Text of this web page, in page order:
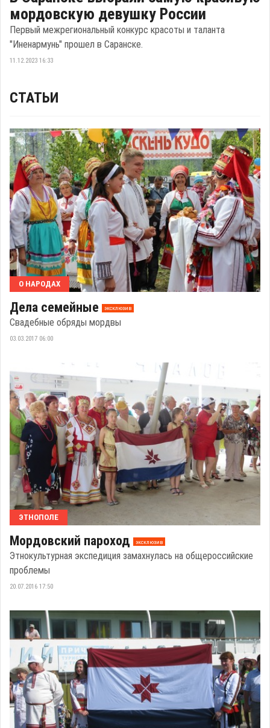
мордовскую девушку России
Первый межрегиональный конкурс красоты и таланта
"Иненармунь" прошел в Саранске.
11.12.2023 16:33
СТАТЬИ
О НАРОДАХ
Дела семейные эксклюзив
Свадебные обряды мордвы
03.03.2017 06:00
ЭТНОПОЛЕ
Мордовский пароход эксклюзив
Этнокультурная экспедиция замахнулась на общероссийские
проблемы
20.07.2016 17:50